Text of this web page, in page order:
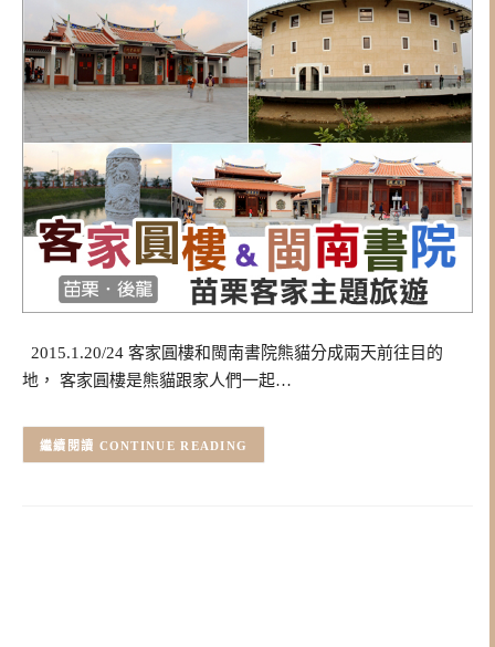
2015.1.20/24 客家圓樓和閩南書院熊貓分成兩天前往目的
地， 客家圓樓是熊貓跟家人們一起…
CONTINUE READING